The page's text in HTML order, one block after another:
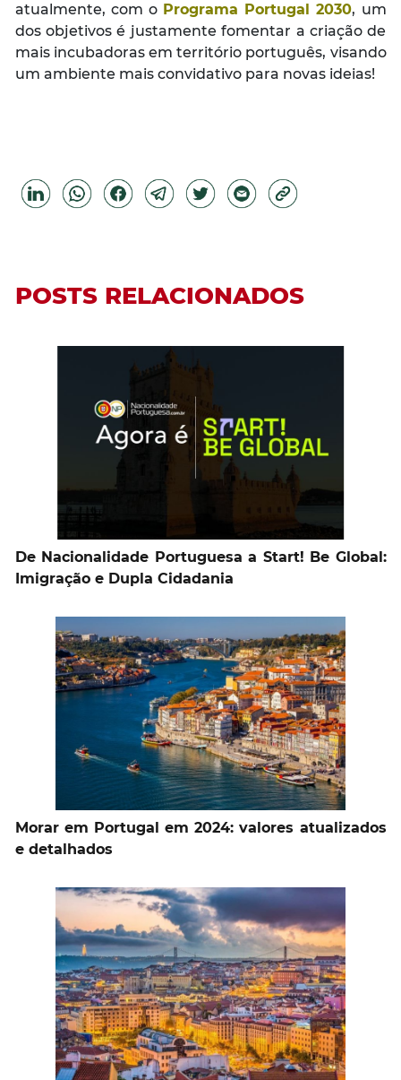
atualmente, com o Programa Portugal 2030, um
dos objetivos é justamente fomentar a criação de
mais incubadoras em território português, visando
um ambiente mais convidativo para novas ideias!
POSTS RELACIONADOS
De Nacionalidade Portuguesa a Start! Be Global:
Imigração e Dupla Cidadania
Morar em Portugal em 2024: valores atualizados
e detalhados